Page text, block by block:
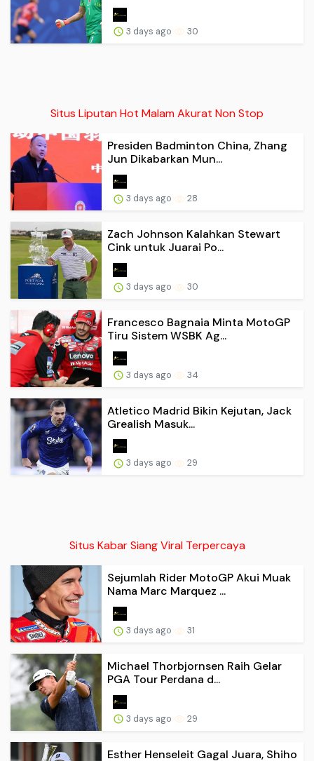
3 days ago 30
Situs Liputan Hot Malam Akurat Non Stop
Presiden Badminton China, Zhang
Jun Dikabarkan Mun...
3 days ago 28
Zach Johnson Kalahkan Stewart
Cink untuk Juarai Po...
3 days ago 30
Francesco Bagnaia Minta MotoGP
Tiru Sistem WSBK Ag...
3 days ago 34
Atletico Madrid Bikin Kejutan, Jack
Grealish Masuk...
3 days ago 29
Situs Kabar Siang Viral Terpercaya
Sejumlah Rider MotoGP Akui Muak
Nama Marc Marquez ...
3 days ago 31
Michael Thorbjornsen Raih Gelar
PGA Tour Perdana d...
3 days ago 29
Esther Henseleit Gagal Juara, Shiho